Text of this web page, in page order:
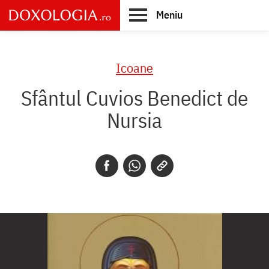
Skip
to
main
Meniu
Icoane
Sfântul Cuvios Benedict de
Nursia